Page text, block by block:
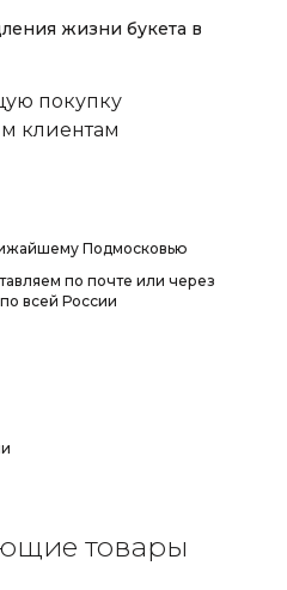
жизни букета в
покупку
клиентам
Подмосковью
по почте или через
всей России
товары